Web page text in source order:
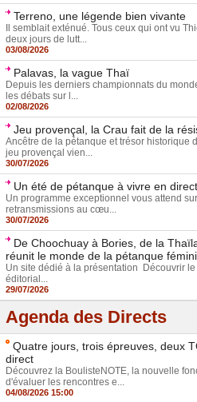
Terreno, une légende bien vivante
Il semblait exténué. Tous ceux qui ont vu
deux jours de lutt...
03/08/2026
Palavas, la vague Thaï
Depuis les derniers championnats du
les débats sur l...
02/08/2026
Jeu provençal, la Crau fait de la
Ancêtre de la pétanque et trésor historique
jeu provençal vien...
30/07/2026
Un été de pétanque à vivre en
Un programme exceptionnel vous attend
retransmissions au cœu...
30/07/2026
De Choochuay à Bories, de la
réunit le monde de la pétanque
Un site dédié à la présentation Découvrir
éditorial...
29/07/2026
Agenda des Directs
Quatre jours, trois épreuves, deux
direct
Découvrez la BoulisteNOTE, la nouvelle
d'évaluer les rencontres e...
04/08/2026 15:00